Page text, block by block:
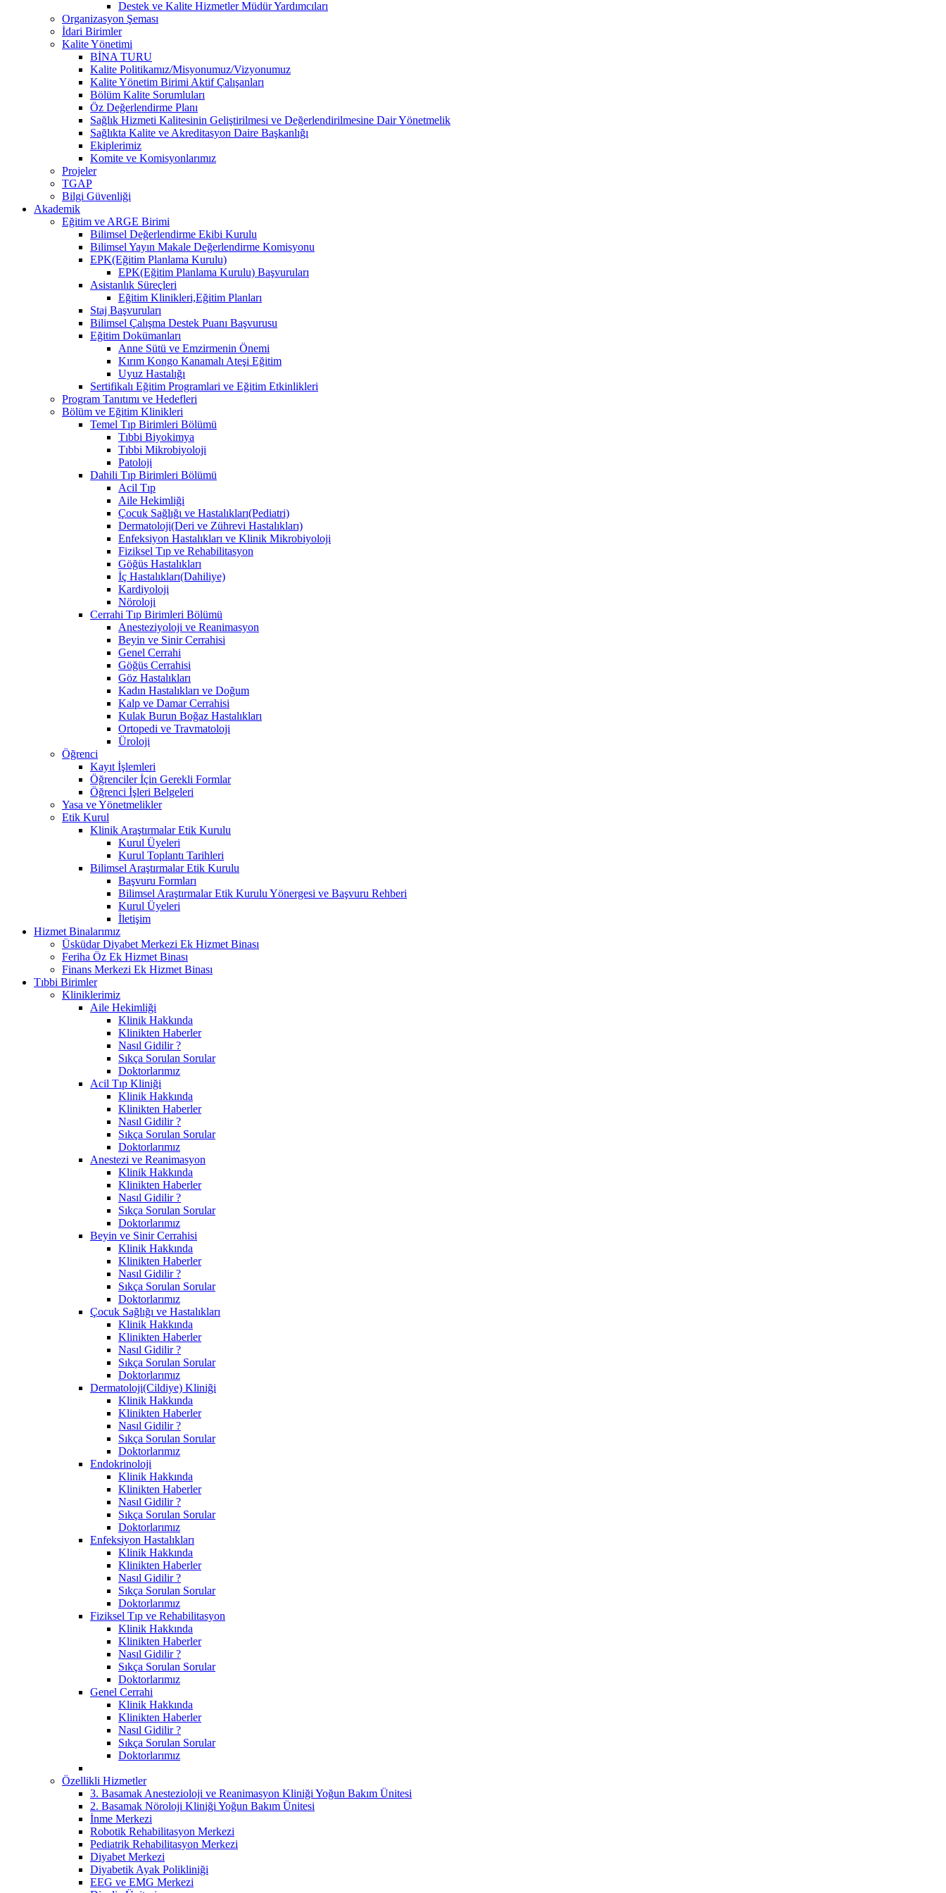
Destek ve Kalite Hizmetler Müdür Yardımcıları
Organizasyon Şeması
İdari Birimler
Kalite Yönetimi
BİNA TURU
Kalite Politikamız/Misyonumuz/Vizyonumuz
Kalite Yönetim Birimi Aktif Çalışanları
Bölüm Kalite Sorumluları
Öz Değerlendirme Planı
Sağlık Hizmeti Kalitesinin Geliştirilmesi ve Değerlendirilmesine Dair Yönetmelik
Sağlıkta Kalite ve Akreditasyon Daire Başkanlığı
Ekiplerimiz
Komite ve Komisyonlarımız
Projeler
TGAP
Bilgi Güvenliği
Akademik
Eğitim ve ARGE Birimi
Bilimsel Değerlendirme Ekibi Kurulu
Bilimsel Yayın Makale Değerlendirme Komisyonu
EPK(Eğitim Planlama Kurulu)
EPK(Eğitim Planlama Kurulu) Başvuruları
Asistanlık Süreçleri
Eğitim Klinikleri,Eğitim Planları
Staj Başvuruları
Bilimsel Çalışma Destek Puanı Başvurusu
Eğitim Dokümanları
​Anne Sütü ve Emzirmenin Önemi
Kırım Kongo Kanamalı Ateşi Eğitim
Uyuz Hastalığı
Sertifikalı Eğitim Programlari ve Eğitim Etkinlikleri
Program Tanıtımı ve Hedefleri
Bölüm ve Eğitim Klinikleri
Temel Tıp Birimleri Bölümü
Tıbbi Biyokimya
Tıbbi Mikrobiyoloji
Patoloji
Dahili Tıp Birimleri Bölümü
Acil Tıp
Aile Hekimliği
Çocuk Sağlığı ve Hastalıkları(Pediatri)
Dermatoloji(Deri ve Zührevi Hastalıkları)
Enfeksiyon Hastalıkları ve Klinik Mikrobiyoloji
Fiziksel Tıp ve Rehabilitasyon
Göğüs Hastalıkları
İç Hastalıkları(Dahiliye)
Kardiyoloji
Nöroloji
Cerrahi Tıp Birimleri Bölümü
Anesteziyoloji ve Reanimasyon
Beyin ve Sinir Cerrahisi
Genel Cerrahi
Göğüs Cerrahisi
Göz Hastalıkları
Kadın Hastalıkları ve Doğum
Kalp ve Damar Cerrahisi
Kulak Burun Boğaz Hastalıkları
Ortopedi ve Travmatoloji
Üroloji
Öğrenci
Kayıt İşlemleri
Öğrenciler İçin Gerekli Formlar
Öğrenci İşleri Belgeleri
Yasa ve Yönetmelikler
Etik Kurul
Klinik Araştırmalar Etik Kurulu
Kurul Üyeleri
Kurul Toplantı Tarihleri
Bilimsel Araştırmalar Etik Kurulu
Başvuru Formları
Bilimsel Araştırmalar Etik Kurulu Yönergesi ve Başvuru Rehberi
Kurul Üyeleri
İletişim
Hizmet Binalarımız
Üsküdar Diyabet Merkezi Ek Hizmet Binası
Feriha Öz Ek Hizmet Binası
Finans Merkezi Ek Hizmet Binası
Tıbbi Birimler
Kliniklerimiz
Aile Hekimliği
Klinik Hakkında
Klinikten Haberler
Nasıl Gidilir ?
Sıkça Sorulan Sorular
Doktorlarımız
Acil Tıp Kliniği
Klinik Hakkında
Klinikten Haberler
Nasıl Gidilir ?
Sıkça Sorulan Sorular
Doktorlarımız
Anestezi ve Reanimasyon
Klinik Hakkında
Klinikten Haberler
Nasıl Gidilir ?
Sıkça Sorulan Sorular
Doktorlarımız
Beyin ve Sinir Cerrahisi
Klinik Hakkında
Klinikten Haberler
Nasıl Gidilir ?
Sıkça Sorulan Sorular
Doktorlarımız
Çocuk Sağlığı ve Hastalıkları
Klinik Hakkında
Klinikten Haberler
Nasıl Gidilir ?
Sıkça Sorulan Sorular
Doktorlarımız
Dermatoloji(Cildiye) Kliniği
Klinik Hakkında
Klinikten Haberler
Nasıl Gidilir ?
Sıkça Sorulan Sorular
Doktorlarımız
Endokrinoloji
Klinik Hakkında
Klinikten Haberler
Nasıl Gidilir ?
Sıkça Sorulan Sorular
Doktorlarımız
Enfeksiyon Hastalıkları
Klinik Hakkında
Klinikten Haberler
Nasıl Gidilir ?
Sıkça Sorulan Sorular
Doktorlarımız
Fiziksel Tıp ve Rehabilitasyon
Klinik Hakkında
Klinikten Haberler
Nasıl Gidilir ?
Sıkça Sorulan Sorular
Doktorlarımız
Genel Cerrahi
Klinik Hakkında
Klinikten Haberler
Nasıl Gidilir ?
Sıkça Sorulan Sorular
Doktorlarımız
Özellikli Hizmetler
3. Basamak Anestezioloji ve Reanimasyon Kliniği Yoğun Bakım Ünitesi
2. Basamak Nöroloji Kliniği Yoğun Bakım Ünitesi
İnme Merkezi
Robotik Rehabilitasyon Merkezi
Pediatrik Rehabilitasyon Merkezi
Diyabet Merkezi
Diyabetik Ayak Polikliniği
EEG ve EMG Merkezi